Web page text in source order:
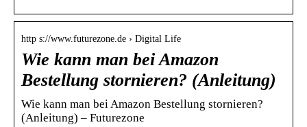
http s://www.futurezone.de › Digital Life
Wie kann man bei Amazon
Bestellung stornieren? (Anleitung)
Wie kann man bei Amazon Bestellung stornieren?
(Anleitung) – Futurezone